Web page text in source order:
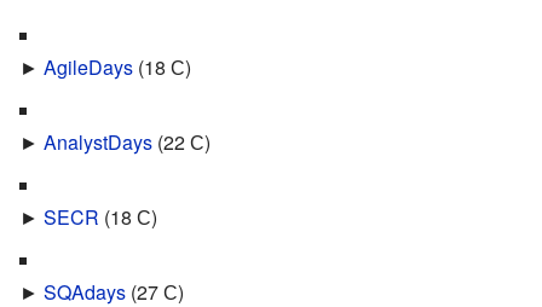
► AgileDays (18 С)
► AnalystDays (22 С)
► SECR (18 С)
► SQAdays (27 С)